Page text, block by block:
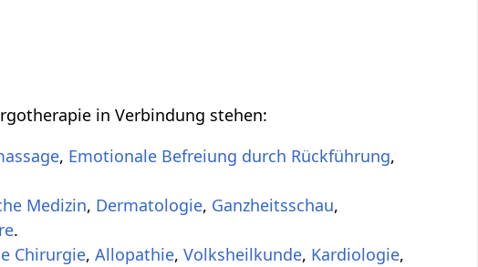
in Verbindung stehen:
, Emotionale Befreiung durch Rückführung,
Medizin, Dermatologie, Ganzheitsschau,
.
Chirurgie,Allopathie,Volksheilkunde, Kardiologie,